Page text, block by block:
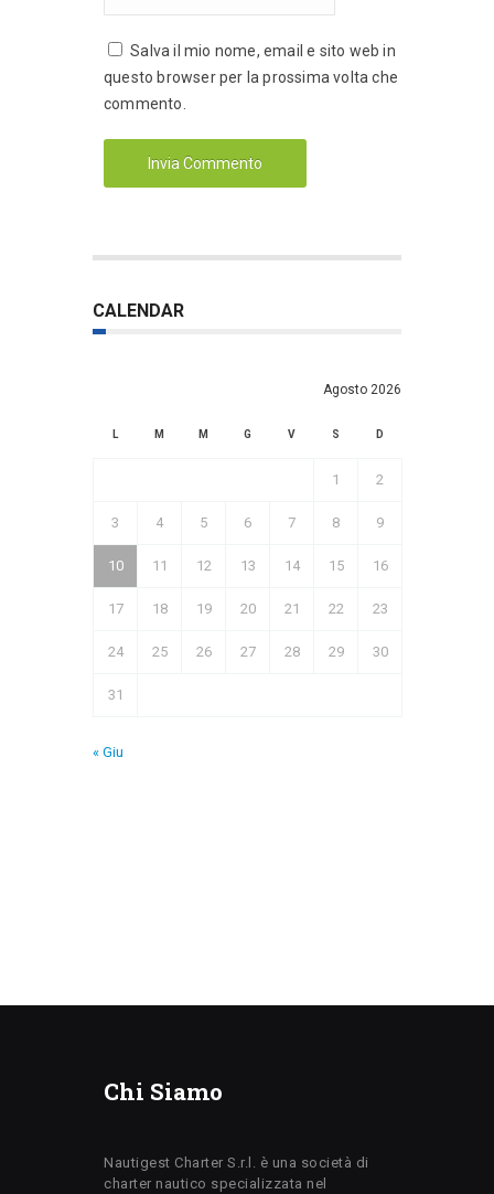
Salva il mio nome, email e sito web in
questo browser per la prossima volta che
commento.
CALENDAR
Agosto 2026
L M M G V S D
1 2
3 4 5 6 7 8 9
10 11 12 13 14 15 16
17 18 19 20 21 22 23
24 25 26 27 28 29 30
31
« Giu
Chi Siamo
Nautigest Charter S.r.l. è una società di
charter nautico specializzata nel